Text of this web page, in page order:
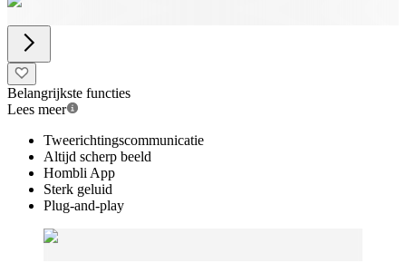
Belangrijkste functies
Lees meer
Tweerichtingscommunicatie
Altijd scherp beeld
Hombli App
Sterk geluid
Plug-and-play